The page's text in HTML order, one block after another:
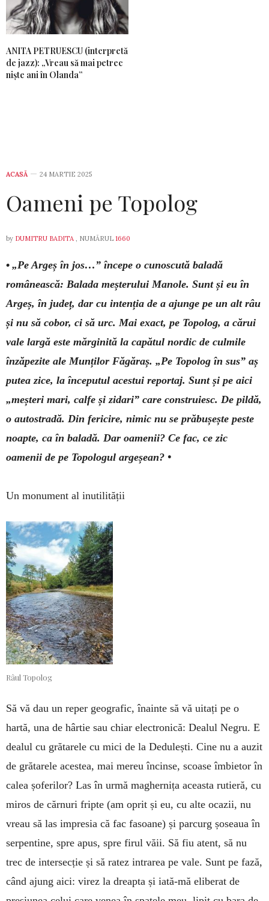
ANITA PETRUESCU (interpretă
de jazz): „Vreau să mai petrec
niște ani în Olanda”
ACASĂ 24 MARTIE 2025
Oameni pe Topolog
by DUMITRU BADITA , NUMĂRUL 1660
• „Pe Argeș în jos…” începe o cunoscută baladă
românească: Balada meșterului Manole. Sunt și eu în
Argeș, în județ, dar cu intenția de a ajunge pe un alt râu
și nu să cobor, ci să urc. Mai exact, pe Topolog, a cărui
vale largă este mărginită la capătul nordic de culmile
înzăpezite ale Munților Făgăraș. „Pe Topolog în sus” aș
putea zice, la începutul acestui reportaj. Sunt și pe aici
„meșteri mari, calfe și zidari” care construiesc. De pildă,
o autostradă. Din fericire, nimic nu se prăbușește peste
noapte, ca în baladă. Dar oamenii? Ce fac, ce zic
oamenii de pe Topologul argeșean? •
Un monument al inutilității
Râul Topolog
Să vă dau un reper geografic, înainte să vă uitați pe o
hartă, una de hârtie sau chiar electronică: Dea­lul Negru. E
dealul cu grătarele cu mici de la Dedulești. Cine nu a auzit
de grătarele acestea, mai mereu încinse, scoase îmbietor în
calea șoferilor? Las în urmă maghernița aceasta rutieră, cu
miros de cărnuri fripte (am oprit și eu, cu alte ocazii, nu
vreau să las impresia că fac fasoane) și parcurg șoseaua în
serpentine, spre apus, spre firul văii. Să fiu atent, să nu
trec de intersecție și să ratez intrarea pe vale. Sunt pe fază,
când ajung aici: virez la dreapta și iată-mă eliberat de